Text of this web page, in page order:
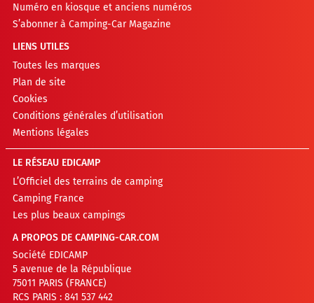
Numéro en kiosque et anciens numéros
S’abonner à Camping-Car Magazine
LIENS UTILES
Toutes les marques
Plan de site
Cookies
Conditions générales d’utilisation
Mentions légales
LE RÉSEAU EDICAMP
L’Officiel des terrains de camping
Camping France
Les plus beaux campings
A PROPOS DE CAMPING-CAR.COM
Société EDICAMP
5 avenue de la République
75011 PARIS (FRANCE)
RCS PARIS : 841 537 442